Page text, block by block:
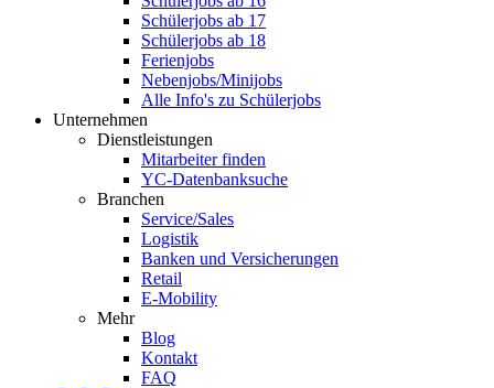
Schülerjobs ab 17
Schülerjobs ab 18
Ferienjobs
Nebenjobs/Minijobs
Alle Info's zu Schülerjobs
Unternehmen
Dienstleistungen
Mitarbeiter finden
YC-Datenbanksuche
Branchen
Service/Sales
Logistik
Banken und Versicherungen
Retail
E-Mobility
Mehr
Blog
Kontakt
FAQ